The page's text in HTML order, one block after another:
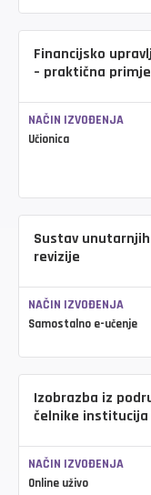
Financijsko
– praktična
NAČIN IZVOĐENJA
Učionica
Sustav
revizije
NAČIN IZVOĐENJA
Samostalno e-učenje
Izobrazba iz
čelnike institucija
NAČIN IZVOĐENJA
Online uživo